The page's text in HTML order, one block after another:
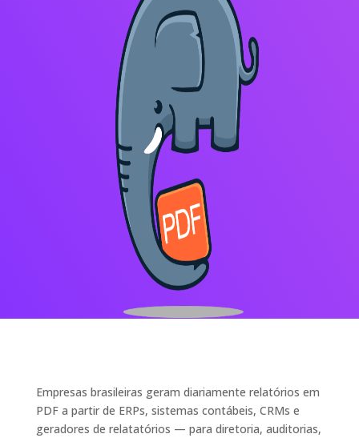
Empresas brasileiras geram diariamente relatórios em
PDF a partir de ERPs, sistemas contábeis, CRMs e
geradores de relatatórios — para diretoria, auditorias,